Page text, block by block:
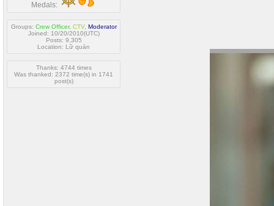
Medals:
Groups: Crew Officer, CTV, Moderator
Joined: 10/20/2010(UTC)
Posts: 9,305
Location: Lữ quán
Thanks: 4744 times
Was thanked: 2372 time(s) in 1741
post(s)